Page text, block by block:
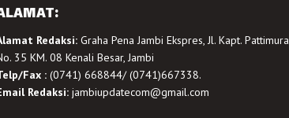
Redaksi:Graha Pena Jambi Ekspres, Jl. Kapt. Pattimura
35 KM. 08 Kenali Besar, Jambi
Fax :(0741) 668844/ (0741)667338.
Redaksi: jambiupdatecom@gmail.com